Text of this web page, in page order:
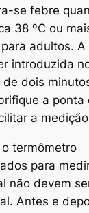
se febre
38 ºC ou
adultos. A
introduzida
de dois
a ponta
a
termômetro
para
não devem
Antes e